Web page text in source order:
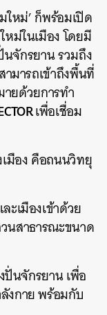
ใหม่’ ก็พร้อมเปิด
ม่ในเมือง โดยมี
จักรยาน รวมถึง
มารถเข้าถึงพื้นที่
ยด้วยการทำ
เพื่อเชื่อม
มือง คือถนนวิทยุ
เมืองเข้าด้วย
นสาธารณะขนาด
ปั่นจักรยาน เพื่อ
งกาย พร้อมกับ